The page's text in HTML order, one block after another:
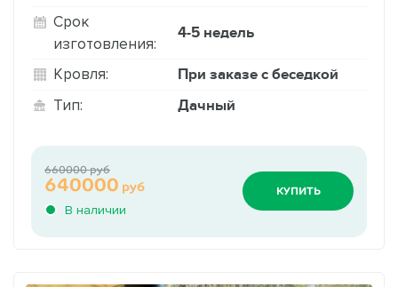
Срок
изготовления:
4-5 недель
Кровля: При заказе с беседкой
Тип: Дачный
В наличии
640000 руб
660000 руб
КУПИТЬ